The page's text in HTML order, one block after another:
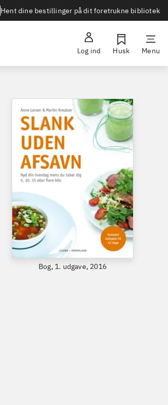
Hent dine bestillinger på dit foretrukne bibliotek
Log ind Husk Menu
Bog, 1. udgave, 2016